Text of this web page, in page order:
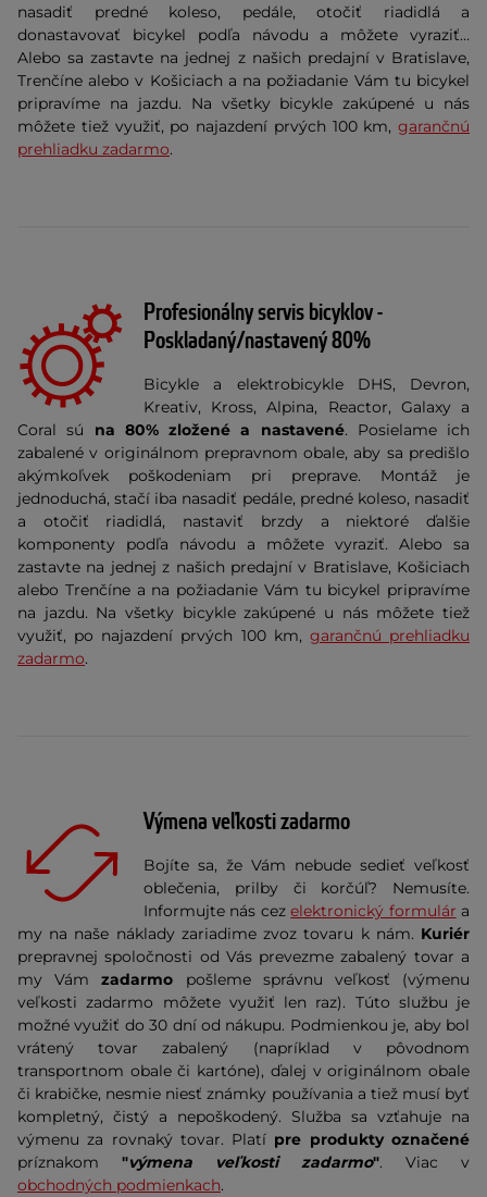
nasadiť predné koleso, pedále, otočiť riadidlá a
donastavovať bicykel podľa návodu a môžete vyraziť…
Alebo sa zastavte na jednej z našich predajní v Bratislave,
Trenčíne alebo v Košiciach a na požiadanie Vám tu bicykel
pripravíme na jazdu. Na všetky bicykle zakúpené u nás
môžete tiež využiť, po najazdení prvých 100 km, garančnú
prehliadku zadarmo.
Profesionálny servis bicyklov -
Poskladaný/nastavený 80%
Bicykle a elektrobicykle DHS, Devron,
Kreativ, Kross, Alpina, Reactor, Galaxy a
Coral sú na 80% zložené a nastavené. Posielame ich
zabalené v originálnom prepravnom obale, aby sa predišlo
akýmkoľvek poškodeniam pri preprave. Montáž je
jednoduchá, stačí iba nasadiť pedále, predné koleso, nasadiť
a otočiť riadidlá, nastaviť brzdy a niektoré ďalšie
komponenty podľa návodu a môžete vyraziť. Alebo sa
zastavte na jednej z našich predajní v Bratislave, Košiciach
alebo Trenčínea na požiadanie Vám tu bicykel pripravíme
na jazdu. Na všetky bicykle zakúpené u nás môžete tiež
využiť, po najazdení prvých 100 km, garančnú prehliadku
zadarmo.
Výmena veľkosti zadarmo
Bojíte sa, že Vám nebude sedieť veľkosť
oblečenia, prilby či korčúľ? Nemusíte.
Informujte nás cezelektronický formulár a
my na naše náklady zariadime zvoz tovaru k nám. Kuriér
prepravnej spoločnosti od Vás prevezme zabalený tovar a
my Vámzadarmo pošleme správnu veľkosť (výmenu
veľkosti zadarmo môžete využiť len raz). Túto službu je
možné využiť do 30 dní od nákupu. Podmienkou je, aby bol
vrátený tovar zabalený (napríklad v pôvodnom
transportnom obale či kartóne), ďalej v originálnom obale
či krabičke, nesmie niesť známky používania a tiež musí byť
kompletný, čistý a nepoškodený. Služba sa vzťahuje na
výmenu za rovnaký tovar. Platí pre produkty označené
príznakom "výmena veľkosti zadarmo". Viac v
obchodných podmienkach.